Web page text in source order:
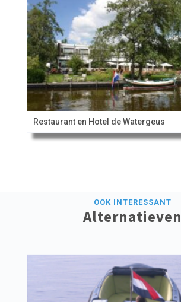
Restaurant en Hotel de Watergeus
OOK INTERESSANT
Alternatieven